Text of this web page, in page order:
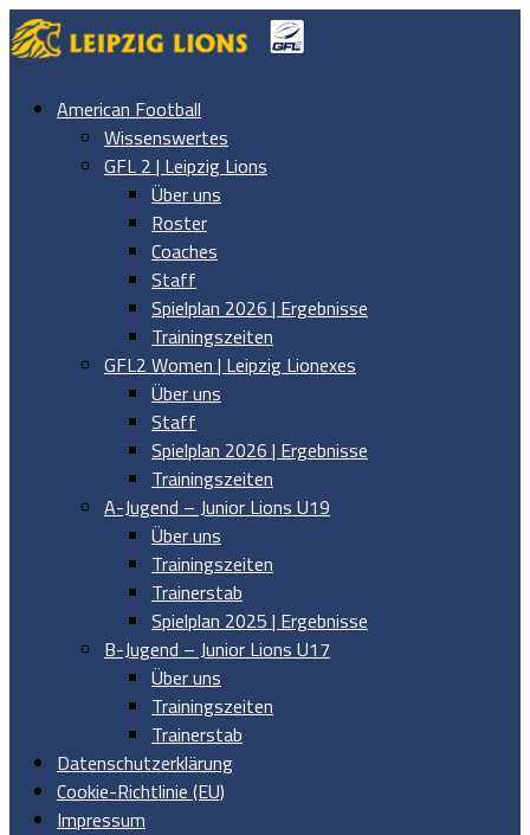
American Football
Wissenswertes
GFL 2 | Leipzig Lions
Über uns
Roster
Coaches
Staff
Spielplan 2026 | Ergebnisse
Trainingszeiten
GFL2 Women | Leipzig Lionexes
Über uns
Staff
Spielplan 2026 | Ergebnisse
Trainingszeiten
A-Jugend – Junior Lions U19
Über uns
Trainingszeiten
Trainerstab
Spielplan 2025 | Ergebnisse
B-Jugend – Junior Lions U17
Über uns
Trainingszeiten
Trainerstab
Datenschutzerklärung
Cookie-Richtlinie (EU)
Impressum